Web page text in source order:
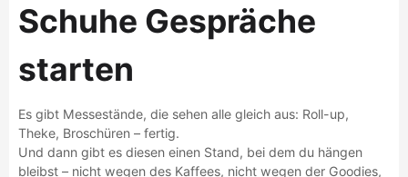
Schuhe Gespräche
starten
Es gibt Messestände, die sehen alle gleich aus: Roll-up,
Theke, Broschüren – fertig.
Und dann gibt es diesen einen Stand, bei dem du hängen
bleibst – nicht wegen des Kaffees, nicht wegen der Goodies,